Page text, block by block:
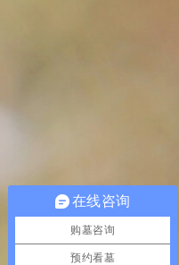
在线咨询
购墓咨询
预约看墓